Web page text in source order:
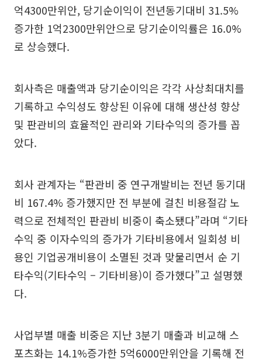
억4300만위안, 당기순이익이 전년동기대비 31.5%
증가한 1억2300만위안으로 당기순이익률은 16.0%
로 상승했다.
회사측은 매출액과 당기순이익은 각각 사상최대치를
기록하고 수익성도 향상된 이유에 대해 생산성 향상
및 판관비의 효율적인 관리와 기타수익의 증가를 꼽
았다.
회사 관계자는 “판관비 중 연구개발비는 전년 동기대
비 167.4% 증가했지만 전 부분에 걸친 비용절감 노
력으로 전체적인 판관비 비중이 축소됐다”라며 “기타
수익 중 이자수익의 증가가 기타비용에서 일회성 비
용인 기업공개비용이 소멸된 것과 맞물리면서 순 기
타수익(기타수익 – 기타비용)이 증가했다”고 설명했
다.
사업부별 매출 비중은 지난 3분기 매출과 비교해 스
포츠화는 14.1%증가한 5억6000만위안을 기록해 전